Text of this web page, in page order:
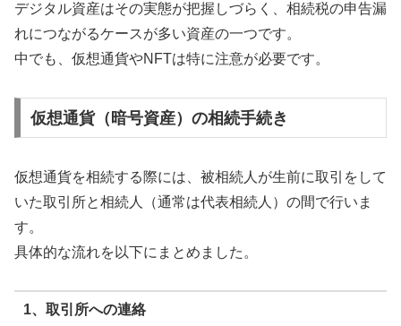
デジタル資産はその実態が把握しづらく、相続税の申告漏
れにつながるケースが多い資産の一つです。
中でも、仮想通貨やNFTは特に注意が必要です。
仮想通貨（暗号資産）の相続手続き
仮想通貨を相続する際には、被相続人が生前に取引をして
いた取引所と相続人（通常は代表相続人）の間で行いま
す。
具体的な流れを以下にまとめました。
1、取引所への連絡